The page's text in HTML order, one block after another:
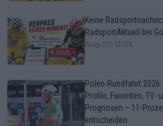
Keine
RadsportAktuell bei
Aug 07, 12:06
Polen-Rundfahrt
Profile, Favoriten, TV-
Prognosen – 11-
entscheiden